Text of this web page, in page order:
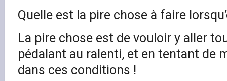
Quelle est la pire chose à faire
La pire chose est de vouloir y aller
pédalant au ralenti, et en tentant de
dans ces conditions !